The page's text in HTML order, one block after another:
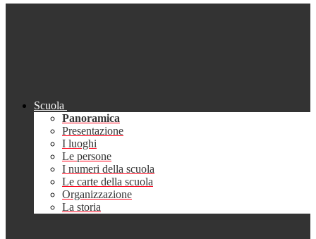
Scuola
Panoramica
Presentazione
I luoghi
Le persone
I numeri della scuola
Le carte della scuola
Organizzazione
La storia